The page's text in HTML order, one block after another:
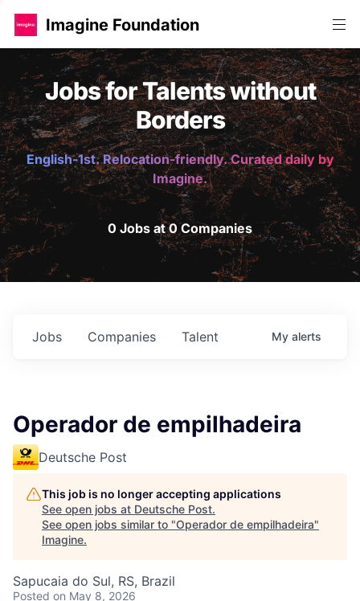
Imagine Foundation
Jobs for Talents without
Borders
English-1st. Relocation-friendly. Curated daily by
Imagine.
0 Jobs at 0 Companies
Jobs Companies Talent My alerts
Operador de empilhadeira
Deutsche Post
This job is no longer accepting applications
See open jobs at Deutsche Post.
See open jobs similar to "Operador de empilhadeira"
Imagine.
Sapucaia do Sul, RS, Brazil
Posted on May 8, 2026